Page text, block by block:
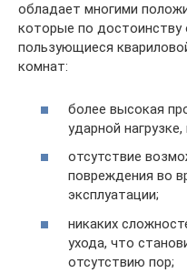
обладает многими
которые по достоинству
пользующиеся
комнат:
более высокая
ударной
отсутствие
повреждения во
эксплуатации;
никаких
ухода, что
отсутствию пор;